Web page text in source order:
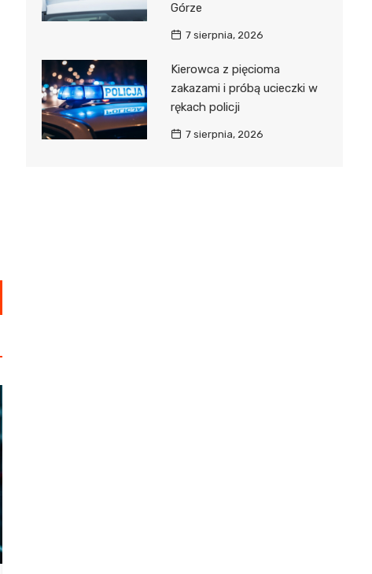
Górze
7 sierpnia, 2026
Kierowca z pięcioma
zakazami i próbą ucieczki w
rękach policji
7 sierpnia, 2026